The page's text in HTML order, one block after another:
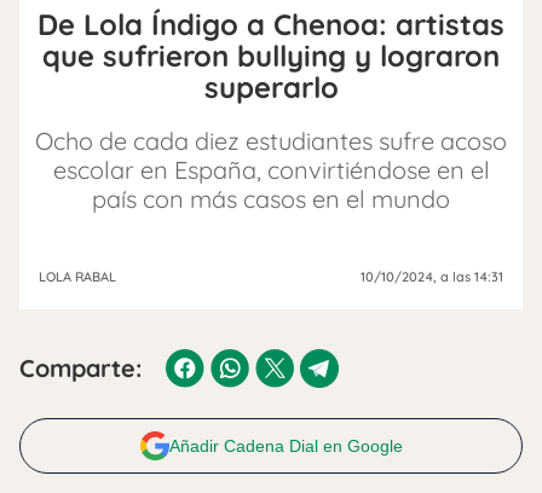
De Lola Índigo a Chenoa: artistas
que sufrieron bullying y lograron
superarlo
Ocho de cada diez estudiantes sufre acoso
escolar en España, convirtiéndose en el
país con más casos en el mundo
LOLA RABAL 10/10/2024, a las 14:31
Comparte:
Añadir Cadena Dial en Google